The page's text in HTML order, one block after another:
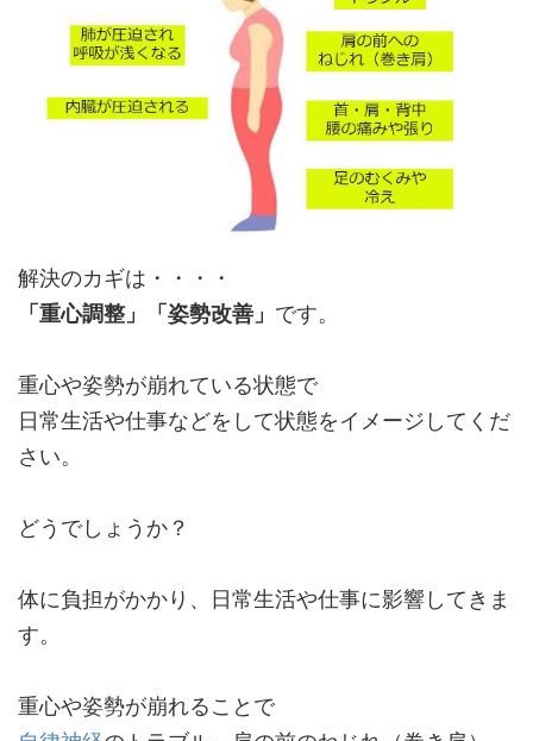
解決のカギは・・・・
「重心調整」「姿勢改善」 です。
重心や姿勢が崩れている状態で
日常生活や仕事などをして状態をイメージしてくだ
さい。
どうでしょうか？
体に負担がかかり、日常生活や仕事に影響してきま
す。
重心や姿勢が崩れることで